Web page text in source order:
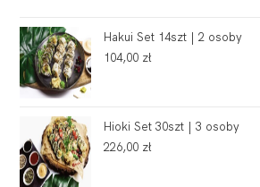
Hakui Set 14szt | 2 osoby
104,00 zł
Hioki Set 30szt | 3 osoby
226,00 zł